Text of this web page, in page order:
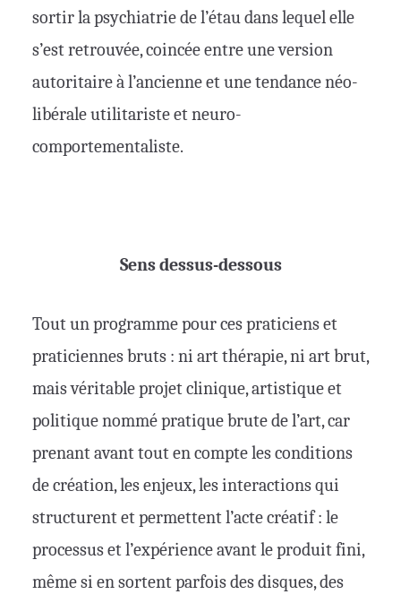
sortir la psychiatrie de l’étau dans lequel elle
s’est retrouvée, coincée entre une version
autoritaire à l’ancienne et une tendance néo-
libérale utilitariste et neuro-
comportementaliste.
Sens dessus-dessous
Tout un programme pour ces praticiens et
praticiennes bruts : ni art thérapie, ni art brut,
mais véritable projet clinique, artistique et
politique nommé pratique brute de l’art, car
prenant avant tout en compte les conditions
de création, les enjeux, les interactions qui
structurent et permettent l’acte créatif : le
processus et l’expérience avant le produit fini,
même si en sortent parfois des disques, des